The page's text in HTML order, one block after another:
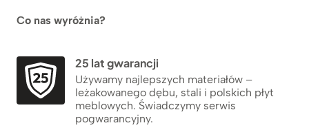
Co nas wyróżnia?
25 lat gwarancji
Używamy najlepszych materiałów –
leżakowanego dębu, stali i polskich płyt
meblowych. Świadczymy serwis
pogwarancyjny.